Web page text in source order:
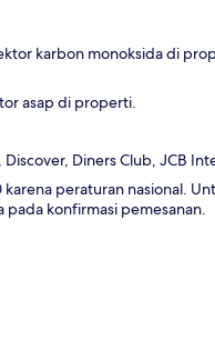
karbon monoksida di
asap di properti.
Diners Club, JCB
peraturan nasional.
konfirmasi pemesanan.